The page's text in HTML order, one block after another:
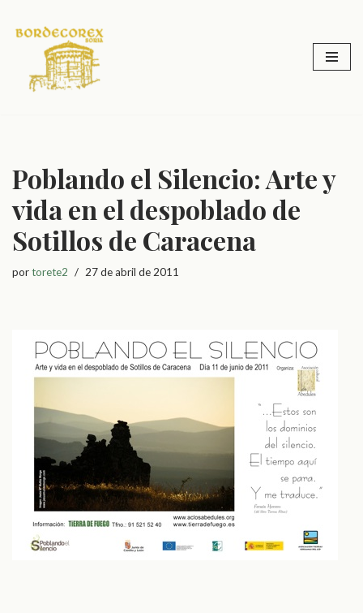
contenido
Poblando el Silencio: Arte y
vida en el despoblado de
Sotillos de Caracena
portorete2 27 de abril de 2011